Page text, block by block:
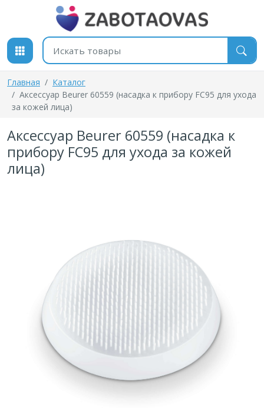
К содержимому
Поиск товаров
Главная
Каталог
Аксессуар Beurer 60559 (насадка к прибору FC95 для ухода
за кожей лица)
Аксессуар Beurer 60559 (насадка к
прибору FC95 для ухода за кожей
лица)